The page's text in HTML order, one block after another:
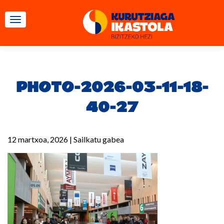
TOGGLE NAVIGATION
PHOTO-2026-03-11-18-
40-27
12 martxoa, 2026 | Sailkatu gabea